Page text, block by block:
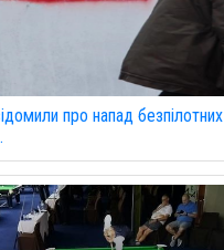
про напад безпілотних